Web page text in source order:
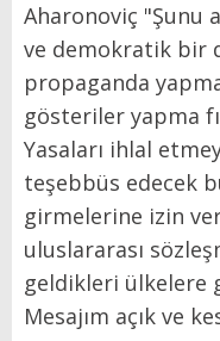
Aharonoviç "Şunu
ve demokratik bir
propaganda
gösteriler yapma
Yasaları ihlal
teşebbüs edecek
girmelerine izin
uluslararası
geldikleri ülkelere
Mesajım açık ve